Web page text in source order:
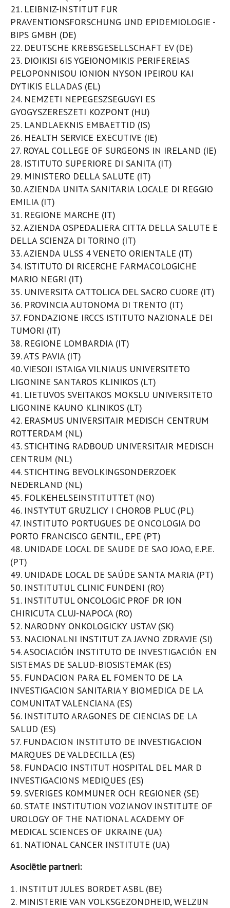
21. LEIBNIZ-INSTITUT FUR
PRAVENTIONSFORSCHUNG UND EPIDEMIOLOGIE -
BIPS GMBH (DE)
22. DEUTSCHE KREBSGESELLSCHAFT EV (DE)
23. DIOIKISI 6IS YGEIONOMIKIS PERIFEREIAS
PELOPONNISOU IONION NYSON IPEIROU KAI
DYTIKIS ELLADAS (EL)
24. NEMZETI NEPEGESZSEGUGYI ES
GYOGYSZERESZETI KOZPONT (HU)
25. LANDLAEKNIS EMBAETTID (IS)
26. HEALTH SERVICE EXECUTIVE (IE)
27. ROYAL COLLEGE OF SURGEONS IN IRELAND (IE)
28. ISTITUTO SUPERIORE DI SANITA (IT)
29. MINISTERO DELLA SALUTE (IT)
30. AZIENDA UNITA SANITARIA LOCALE DI REGGIO
EMILIA (IT)
31. REGIONE MARCHE (IT)
32. AZIENDA OSPEDALIERA CITTA DELLA SALUTE E
DELLA SCIENZA DI TORINO (IT)
33. AZIENDA ULSS 4 VENETO ORIENTALE (IT)
34. ISTITUTO DI RICERCHE FARMACOLOGICHE
MARIO NEGRI (IT)
35. UNIVERSITA CATTOLICA DEL SACRO CUORE (IT)
36. PROVINCIA AUTONOMA DI TRENTO (IT)
37. FONDAZIONE IRCCS ISTITUTO NAZIONALE DEI
TUMORI (IT)
38. REGIONE LOMBARDIA (IT)
39. ATS PAVIA (IT)
40. VIESOJI ISTAIGA VILNIAUS UNIVERSITETO
LIGONINE SANTAROS KLINIKOS (LT)
41. LIETUVOS SVEITAKOS MOKSLU UNIVERSITETO
LIGONINE KAUNO KLINIKOS (LT)
42. ERASMUS UNIVERSITAIR MEDISCH CENTRUM
ROTTERDAM (NL)
43. STICHTING RADBOUD UNIVERSITAIR MEDISCH
CENTRUM (NL)
44. STICHTING BEVOLKINGSONDERZOEK
NEDERLAND (NL)
45. FOLKEHELSEINSTITUTTET (NO)
46. INSTYTUT GRUZLICY I CHOROB PLUC (PL)
47. INSTITUTO PORTUGUES DE ONCOLOGIA DO
PORTO FRANCISCO GENTIL, EPE (PT)
48. UNIDADE LOCAL DE SAUDE DE SAO JOAO, E.P.E.
(PT)
49. UNIDADE LOCAL DE SAÚDE SANTA MARIA (PT)
50. INSTITUTUL CLINIC FUNDENI (RO)
51. INSTITUTUL ONCOLOGIC PROF DR ION
CHIRICUTA CLUJ-NAPOCA (RO)
52. NARODNY ONKOLOGICKY USTAV (SK)
53. NACIONALNI INSTITUT ZA JAVNO ZDRAVJE (SI)
54. ASOCIACIÓN INSTITUTO DE INVESTIGACIÓN EN
SISTEMAS DE SALUD-BIOSISTEMAK (ES)
55. FUNDACION PARA EL FOMENTO DE LA
INVESTIGACION SANITARIA Y BIOMEDICA DE LA
COMUNITAT VALENCIANA (ES)
56. INSTITUTO ARAGONES DE CIENCIAS DE LA
SALUD (ES)
57. FUNDACION INSTITUTO DE INVESTIGACION
MARQUES DE VALDECILLA (ES)
58. FUNDACIO INSTITUT HOSPITAL DEL MAR D
INVESTIGACIONS MEDIQUES (ES)
59. SVERIGES KOMMUNER OCH REGIONER (SE)
60. STATE INSTITUTION VOZIANOV INSTITUTE OF
UROLOGY OF THE NATIONAL ACADEMY OF
MEDICAL SCIENCES OF UKRAINE (UA)
61. NATIONAL CANCER INSTITUTE (UA)
Asociētie partneri:
1. INSTITUT JULES BORDET ASBL (BE)
2. MINISTERIE VAN VOLKSGEZONDHEID, WELZIJN